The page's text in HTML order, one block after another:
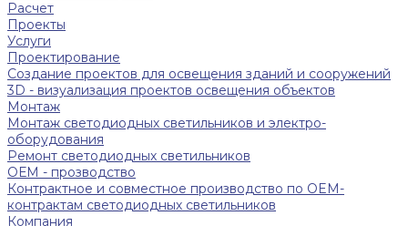
Расчет
Проекты
Услуги
Проектирование
Создание проектов для освещения зданий и сооружений
3D - визуализация проектов освещения объектов
Монтаж
Монтаж светодиодных светильников и электро-
оборудования
Ремонт светодиодных светильников
ОЕМ - прозводство
Контрактное и совместное производство по OEM-
контрактам светодиодных светильников
Компания